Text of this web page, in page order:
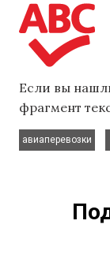
Если вы
фрагмент
авиаперевозки